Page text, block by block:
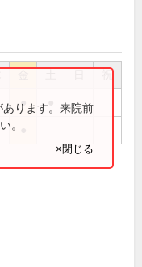
祝
●
ります。来院前
。
×閉じる